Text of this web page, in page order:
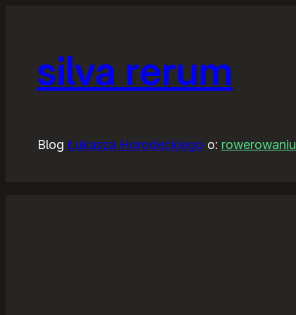
silva rerum
Blog Łukasza Horodeckiego o: rowerowaniu